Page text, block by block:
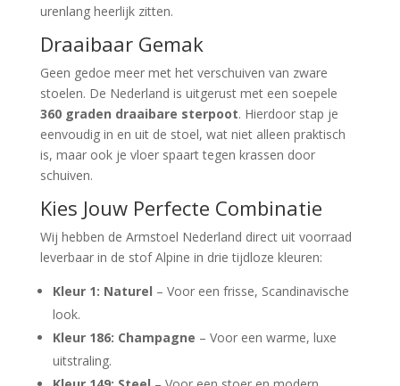
urenlang heerlijk zitten.
Draaibaar Gemak
Geen gedoe meer met het verschuiven van zware
stoelen. De Nederland is uitgerust met een soepele
360 graden draaibare sterpoot. Hierdoor stap je
eenvoudig in en uit de stoel, wat niet alleen praktisch
is, maar ook je vloer spaart tegen krassen door
schuiven.
Kies Jouw Perfecte Combinatie
Wij hebben de Armstoel Nederland direct uit voorraad
leverbaar in de stof Alpine in drie tijdloze kleuren:
Kleur 1: Naturel – Voor een frisse, Scandinavische
look.
Kleur 186: Champagne – Voor een warme, luxe
uitstraling.